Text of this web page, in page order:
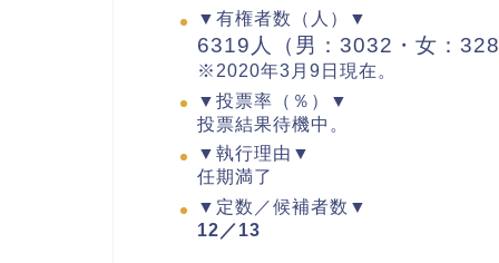
▼有権者数（人）▼
6319人（男：3032・女：
※2020年3月9日現在。
▼投票率（％）▼
投票結果待機中。
▼執行理由▼
任期満了
▼定数／候補者数▼
12／13